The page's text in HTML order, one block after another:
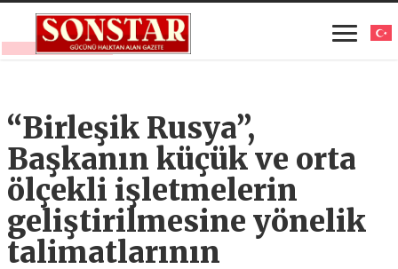
“Birleşik Rusya”,
Başkanın küçük ve orta
ölçekli işletmelerin
geliştirilmesine yönelik
talimatlarının